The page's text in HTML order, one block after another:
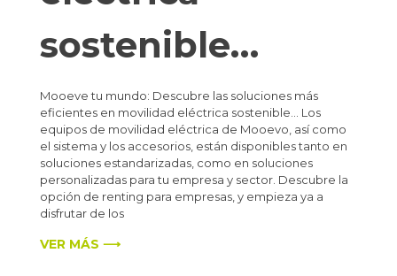
sostenible…
Mooeve tu mundo: Descubre las soluciones más
eficientes en movilidad eléctrica sostenible… Los
equipos de movilidad eléctrica de Mooevo, así como
el sistema y los accesorios, están disponibles tanto en
soluciones estandarizadas, como en soluciones
personalizadas para tu empresa y sector. Descubre la
opción de renting para empresas, y empieza ya a
disfrutar de los
VER MÁS ⟶